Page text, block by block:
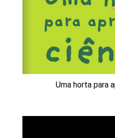
Uma horta para